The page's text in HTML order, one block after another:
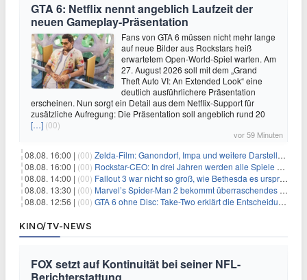
GTA 6: Netflix nennt angeblich Laufzeit der
neuen Gameplay-Präsentation
Fans von GTA 6 müssen nicht mehr lange
auf neue Bilder aus Rockstars heiß
erwartetem Open-World-Spiel warten. Am
27. August 2026 soll mit dem „Grand
Theft Auto VI: An Extended Look“ eine
deutlich ausführlichere Präsentation
erscheinen. Nun sorgt ein Detail aus dem Netflix-Support für
zusätzliche Aufregung: Die Präsentation soll angeblich rund 20
[…] (00)
vor 59 Minuten
08.08. 16:00 | (00) Zelda-Film: Ganondorf, Impa und weitere Darsteller sollen feststehen
08.08. 16:00 | (00) Rockstar-CEO: In drei Jahren werden alle Spiele gestreamt
08.08. 14:00 | (00) Fallout 3 war nicht so groß, wie Bethesda es ursprünglich wollte
08.08. 13:30 | (00) Marvel’s Spider-Man 2 bekommt überraschendes PS5-Update mit gewünschter Komfortfunktion
08.08. 12:56 | (00) GTA 6 ohne Disc: Take-Two erklärt die Entscheidung für Download-Codes
KINO/TV-NEWS
FOX setzt auf Kontinuität bei seiner NFL-